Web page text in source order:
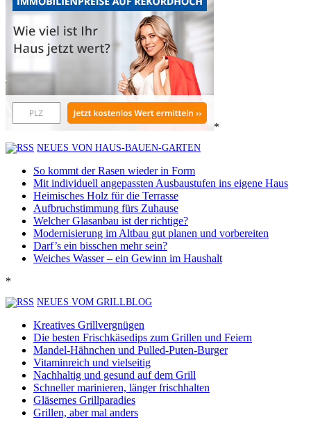
*
NEUES VON HAUS-BAUEN-GARTEN
So kommt der Rasen wieder in Form
Mit individuell angepassten Ausbaustufen ins eigene Haus
Heimisches Holz für die Terrasse
Aufbruchstimmung fürs Zuhause
Welcher Glasanbau ist der richtige?
Modernisierung im Altbau gut planen und vorbereiten
Darf’s ein bisschen mehr sein?
Weiches Wasser – ein Gewinn im Haushalt
*
NEUES VOM GRILLBLOG
Kreatives Grillvergnügen
Die besten Frischkäsedips zum Grillen und Feiern
Mandel-Hähnchen und Pulled-Puten-Burger
Vitaminreich und vielseitig
Nachhaltig und gesund auf dem Grill
Schneller marinieren, länger frischhalten
Gläsernes Grillparadies
Grillen, aber mal anders